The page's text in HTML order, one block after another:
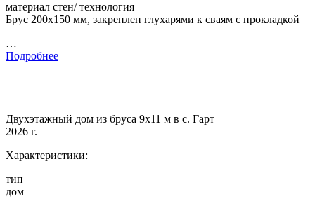
материал стен/ технология
Брус 200х150 мм, закреплен глухарями к сваям с прокладкой
…
Подробнее
Двухэтажный дом из бруса 9х11 м в с. Гарт
2026 г.
Характеристики:
тип
дом